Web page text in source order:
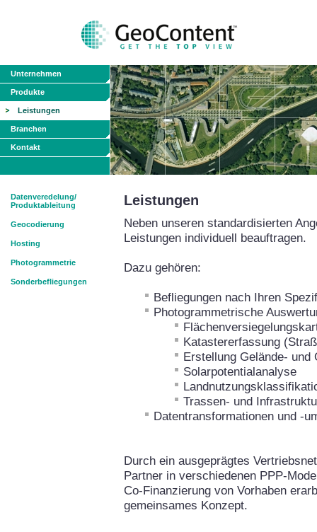
Unternehmen
Produkte
Leistungen
Branchen
Kontakt
Datenveredelung/
Produktableitung
Geocodierung
Hosting
Photogrammetrie
Sonderbefliegungen
Leistungen
Neben unseren standardisierten
Leistungen individuell beauftragen.
Dazu gehören:
Befliegungen nach Ihren
Photogrammetrische
Katastererfassung
Erstellung Gelände- und
Solarpotentialanalyse
Trassen- und
Datentransformationen und -
Durch ein ausgeprägtes
Partner in verschiedenen PPP-
Co-Finanzierung von Vorhaben
gemeinsames Konzept.